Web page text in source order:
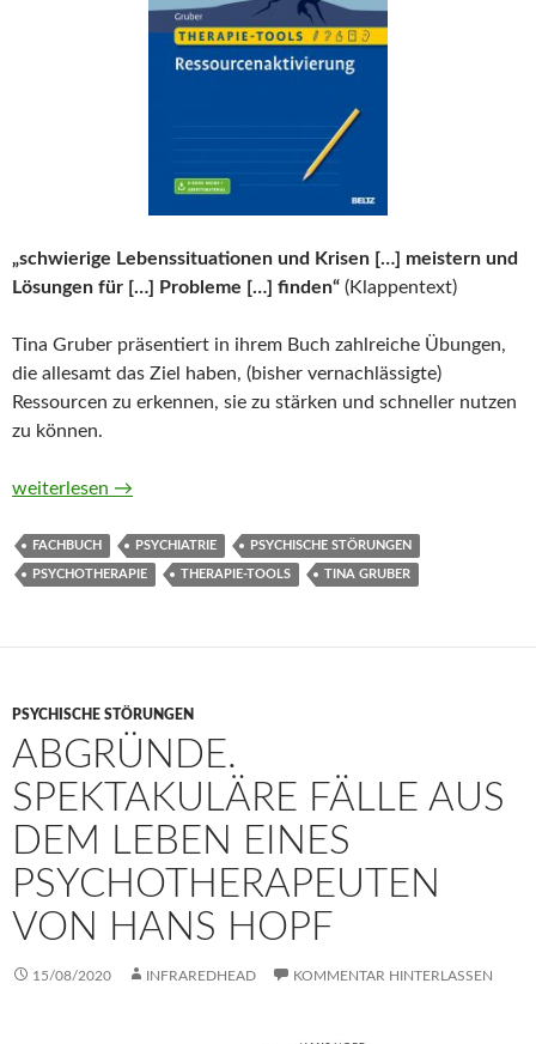
„schwierige Lebenssituationen und Krisen […] meistern und
Lösungen für […] Probleme […] finden“ (Klappentext)
Tina Gruber präsentiert in ihrem Buch zahlreiche Übungen,
die allesamt das Ziel haben, (bisher vernachlässigte)
Ressourcen zu erkennen, sie zu stärken und schneller nutzen
zu können.
Therapie-Tools Ressourcenaktivierung von Tina Gruber
weiterlesen →
FACHBUCH PSYCHIATRIE PSYCHISCHE STÖRUNGEN
PSYCHOTHERAPIE THERAPIE-TOOLS TINA GRUBER
PSYCHISCHE STÖRUNGEN
ABGRÜNDE.
SPEKTAKULÄRE FÄLLE AUS
DEM LEBEN EINES
PSYCHOTHERAPEUTEN
VON HANS HOPF
15/08/2020 INFRAREDHEAD KOMMENTAR HINTERLASSEN